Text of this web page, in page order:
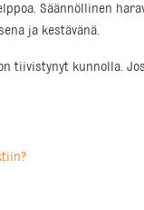
Säännöllinen
ja kestävänä.
tiivistynyt kunnolla.